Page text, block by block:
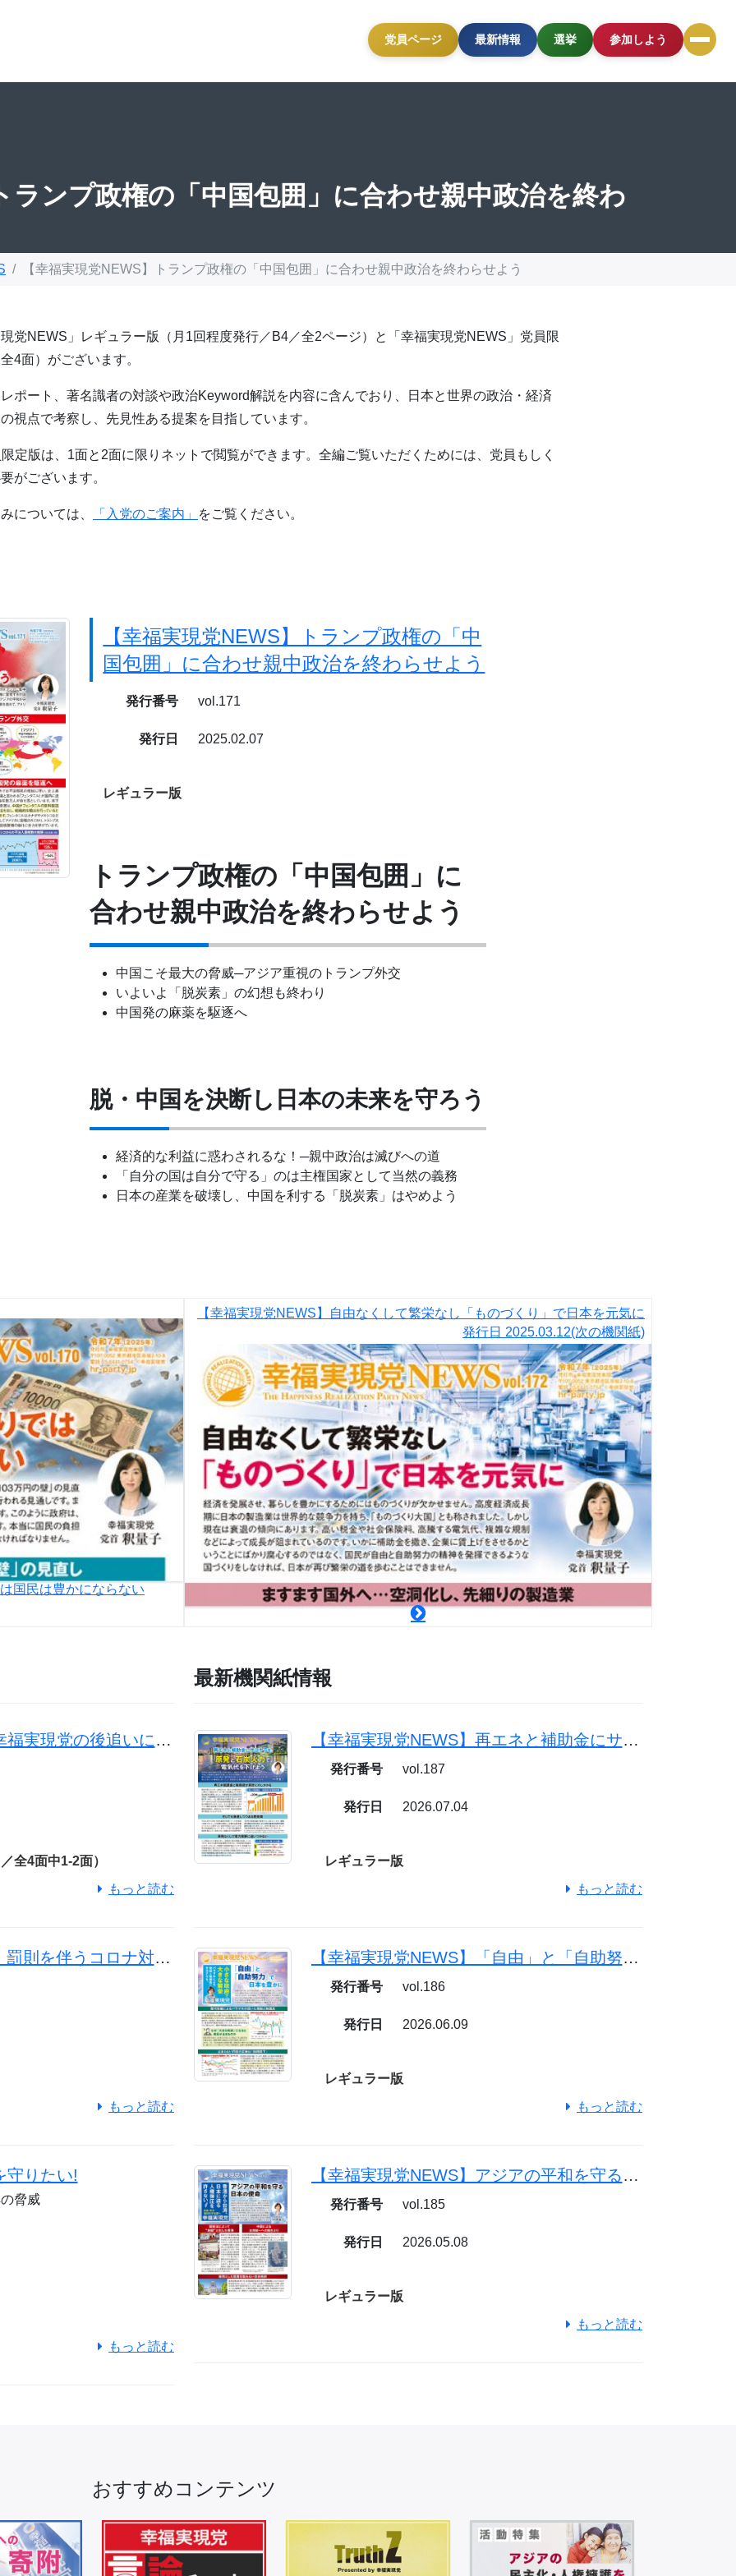
党員ページ 最新情報 選挙 参加しよう
ランプ政権の「中国包囲」に合わせ親中政治を終わ
【幸福実現党NEWS】トランプ政権の「中国包囲」に合わせ親中政治を終わらせよう
党NEWS」レギュラー版（月1回程度発行／B4／全2ページ）と「幸福実現党NEWS」党員限
4面）がございます。
ポート、著名識者の対談や政治Keyword解説を内容に含んでおり、日本と世界の政治・経済
視点で考察し、先見性ある提案を目指しています。
定版は、1面と2面に限りネットで閲覧ができます。全編ご覧いただくためには、党員もしく
がございます。
については、 「入党のご案内」 をご覧ください。
【幸福実現党NEWS】トランプ政権の「中
国包囲」に合わせ親中政治を終わらせよう
発行番号 vol.171
発行日 2025.02.07
レギュラー版
トランプ政権の「中国包囲」に
合わせ親中政治を終わらせよう
中国こそ最大の脅威─アジア重視のトランプ外交
いよいよ「脱炭素」の幻想も終わり
中国発の麻薬を駆逐へ
脱・中国を決断し日本の未来を守ろう
経済的な利益に惑わされるな！─親中政治は滅びへの道
「自分の国は自分で守る」のは主権国家として当然の義務
日本の産業を破壊し、中国を利する「脱炭素」はやめよう
国民は豊かにならない
【幸福実現党NEWS】自由なくして繁栄なし「ものづくり」で日本を元気に
発行日 2025.03.12(次の機関紙)
菅政権の注目政策は幸福実現党の後追いにすぎない
全4面中1-2面）
もっと読む
【幸福実現党NEWS】罰則を伴うコロナ対策は基本的人権に反する
もっと読む
りたい!
脅威
もっと読む
最新機関紙情報
【幸福実現党NEWS】再エネと補助金にサヨナラを。原発と石炭火力で電気代を下げよう
発行番号 vol.187
発行日 2026.07.04
レギュラー版
もっと読む
【幸福実現党NEWS】「自由」と「自助努力」で日本を豊かに
発行番号 vol.186
発行日 2026.06.09
レギュラー版
もっと読む
【幸福実現党NEWS】アジアの平和を守る日本の使命
発行番号 vol.185
発行日 2026.05.08
レギュラー版
もっと読む
おすすめコンテンツ